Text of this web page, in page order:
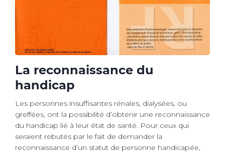
La reconnaissance du
handicap
Les personnes insuffisantes rénales, dialysées, ou
greffées, ont la possibilité d’obtenir une reconnaissance
du handicap lié à leur état de santé. Pour ceux qui
seraient rebutés par le fait de demander la
reconnaissance d’un statut de personne handicapée,